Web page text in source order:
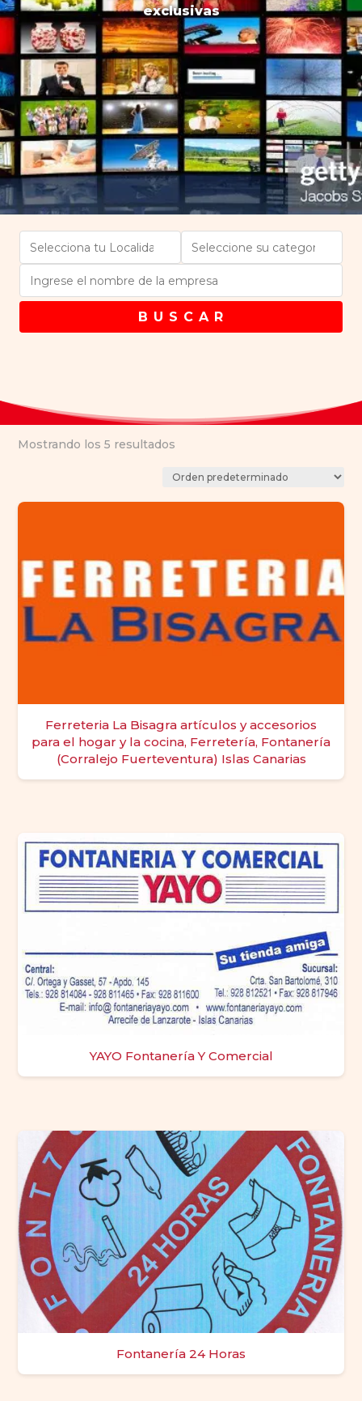
exclusivas
B U S C A R
Mostrando los 5 resultados
Ferreteria La Bisagra artículos y accesorios
para el hogar y la cocina, Ferretería, Fontanería
(Corralejo Fuerteventura) Islas Canarias
YAYO Fontanería Y Comercial
Fontanería 24 Horas